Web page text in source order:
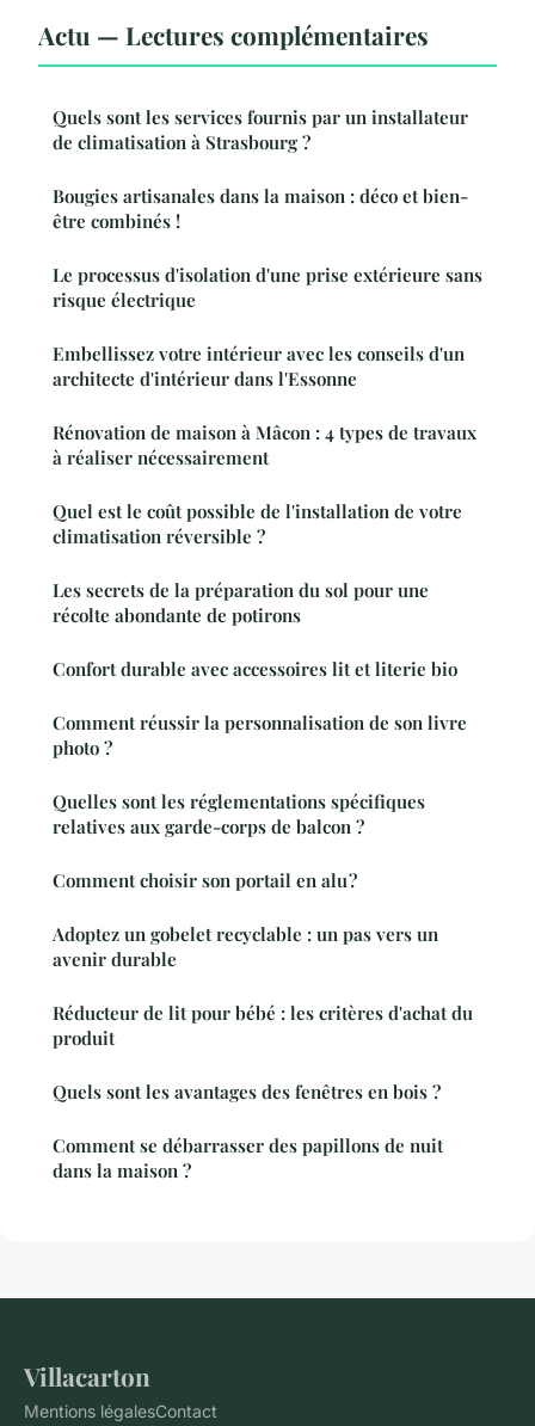
Actu — Lectures complémentaires
Quels sont les services fournis par un installateur
de climatisation à Strasbourg ?
Bougies artisanales dans la maison : déco et bien-
être combinés !
Le processus d'isolation d'une prise extérieure sans
risque électrique
Embellissez votre intérieur avec les conseils d'un
architecte d'intérieur dans l'Essonne
Rénovation de maison à Mâcon : 4 types de travaux
à réaliser nécessairement
Quel est le coût possible de l'installation de votre
climatisation réversible ?
Les secrets de la préparation du sol pour une
récolte abondante de potirons
Confort durable avec accessoires lit et literie bio
Comment réussir la personnalisation de son livre
photo ?
Quelles sont les réglementations spécifiques
relatives aux garde-corps de balcon ?
Comment choisir son portail en alu ?
Adoptez un gobelet recyclable : un pas vers un
avenir durable
Réducteur de lit pour bébé : les critères d'achat du
produit
Quels sont les avantages des fenêtres en bois ?
Comment se débarrasser des papillons de nuit
dans la maison ?
Villacarton
Mentions légalesContact